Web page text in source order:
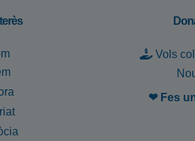
Vols
❤ Fes